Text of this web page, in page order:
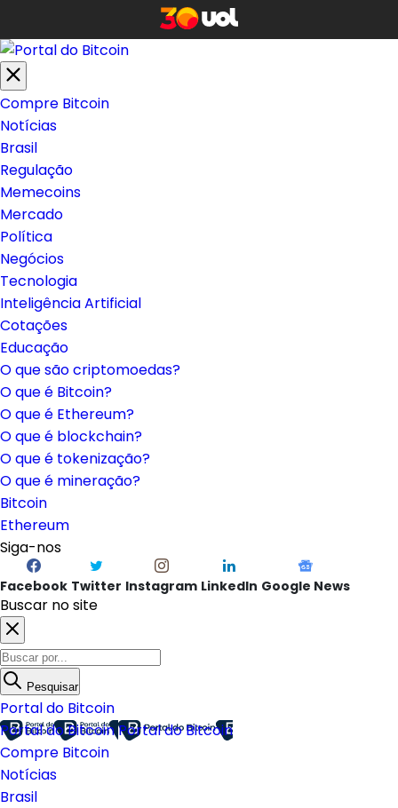
Compre Bitcoin
Notícias
Brasil
Regulação
Memecoins
Mercado
Política
Negócios
Tecnologia
Inteligência Artificial
Cotações
Educação
O que são criptomoedas?
O que é Bitcoin?
O que é Ethereum?
O que é blockchain?
O que é tokenização?
O que é mineração?
Bitcoin
Ethereum
Siga-nos
Facebook Twitter Instagram LinkedIn Google News
Buscar no site
Pesquisar
Portal do Bitcoin
Portal do BitcoinPortal do Bitcoin
Compre Bitcoin
Notícias
Brasil